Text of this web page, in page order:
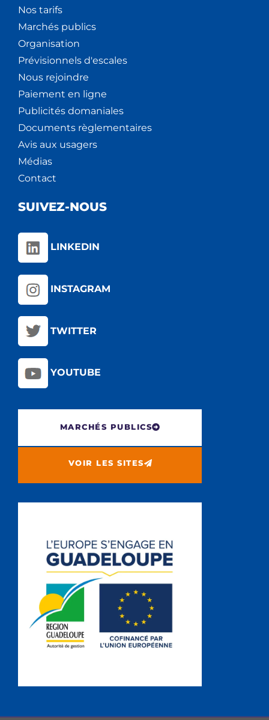
Nos tarifs
Marchés publics
Organisation
Prévisionnels d'escales
Nous rejoindre
Paiement en ligne
Publicités domaniales
Documents règlementaires
Avis aux usagers
Médias
Contact
SUIVEZ-NOUS
LINKEDIN
INSTAGRAM
TWITTER
YOUTUBE
MARCHÉS PUBLICS
VOIR LES SITES